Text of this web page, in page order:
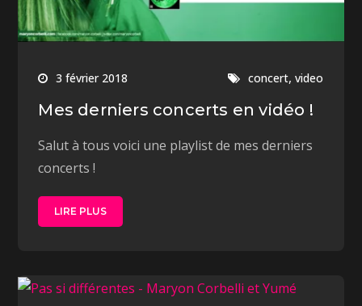
3 février 2018 concert,video
Mes derniers concerts en vidéo !
Salut à tous voici une playlist de mes derniers
concerts !
LIRE PLUS